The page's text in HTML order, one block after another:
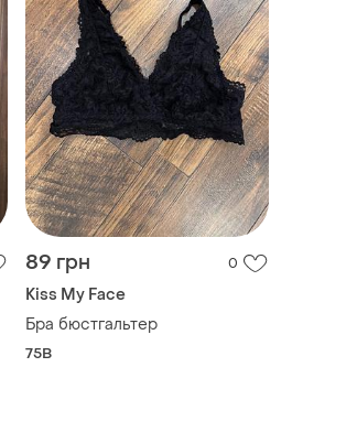
89 грн 0
Kiss My Face
Бра бюстгальтер
75B